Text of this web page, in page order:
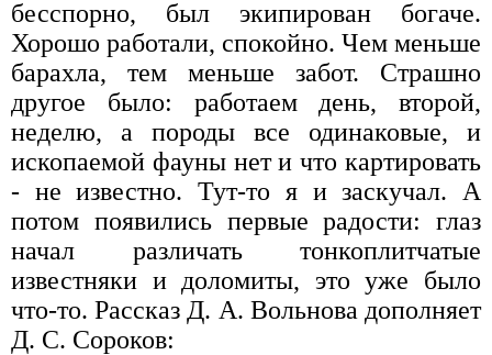
бесспорно, был экипирован богаче.
Хорошо работали, спокойно. Чем меньше
барахла, тем меньше забот. Страшно
другое было: работаем день, второй,
неделю, а породы все одинаковые, и
ископаемой фауны нет и что картировать
- не известно. Тут-то я и заскучал. А
потом появились первые радости: глаз
начал различать тонкоплитчатые
известняки и доломиты, это уже было
что-то. Рассказ Д. А. Вольнова дополняет
Д. С. Сороков: